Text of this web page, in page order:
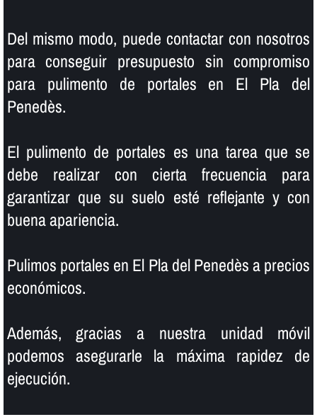
Del mismo modo, puede contactar con nosotros
para conseguir presupuesto sin compromiso
para pulimento de portales en El Pla del
Penedès.
El pulimento de portales es una tarea que se
debe realizar con cierta frecuencia para
garantizar que su suelo esté reflejante y con
buena apariencia.
Pulimos portales en El Pla del Penedès a precios
económicos.
Además, gracias a nuestra unidad móvil
podemos asegurarle la máxima rapidez de
ejecución.